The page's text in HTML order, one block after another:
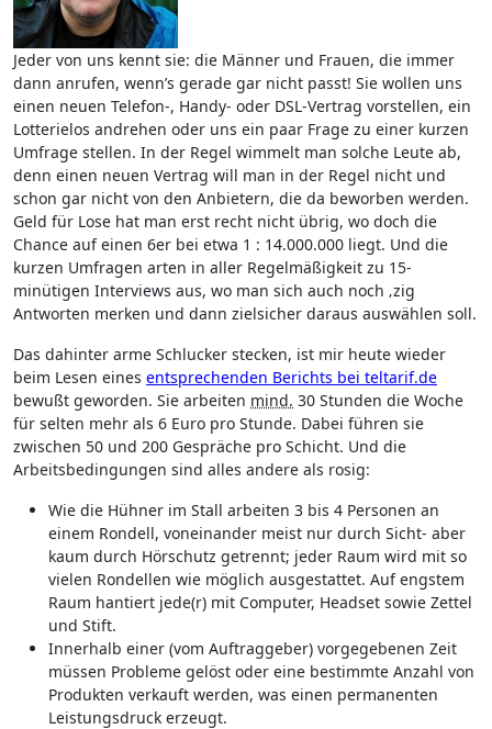
Jeder von uns kennt sie: die Männer und Frauen, die immer
dann anrufen, wenn’s gerade gar nicht passt! Sie wollen uns
einen neuen Telefon-, Handy- oder DSL-Vertrag vorstellen, ein
Lotterielos andrehen oder uns ein paar Frage zu einer kurzen
Umfrage stellen. In der Regel wimmelt man solche Leute ab,
denn einen neuen Vertrag will man in der Regel nicht und
schon gar nicht von den Anbietern, die da beworben werden.
Geld für Lose hat man erst recht nicht übrig, wo doch die
Chance auf einen 6er bei etwa 1 : 14.000.000 liegt. Und die
kurzen Umfragen arten in aller Regelmäßigkeit zu 15-
minütigen Interviews aus, wo man sich auch noch ‚zig
Antworten merken und dann zielsicher daraus auswählen soll.
Das dahinter arme Schlucker stecken, ist mir heute wieder
beim Lesen eines entsprechenden Berichts bei teltarif.de
bewußt geworden. Sie arbeiten mind. 30 Stunden die Woche
für selten mehr als 6 Euro pro Stunde. Dabei führen sie
zwischen 50 und 200 Gespräche pro Schicht. Und die
Arbeitsbedingungen sind alles andere als rosig:
Wie die Hühner im Stall arbeiten 3 bis 4 Personen an
einem Rondell, voneinander meist nur durch Sicht- aber
kaum durch Hörschutz getrennt; jeder Raum wird mit so
vielen Rondellen wie möglich ausgestattet. Auf engstem
Raum hantiert jede(r) mit Computer, Headset sowie Zettel
und Stift.
Innerhalb einer (vom Auftraggeber) vorgegebenen Zeit
müssen Probleme gelöst oder eine bestimmte Anzahl von
Produkten verkauft werden, was einen permanenten
Leistungsdruck erzeugt.